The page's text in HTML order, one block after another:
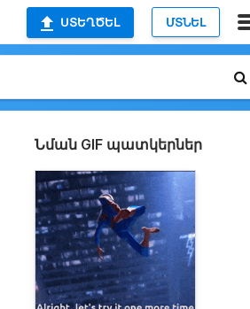
ՍՏԵՂԾԵԼ ՄՏՆԵԼ
Նման GIF պատկերներ